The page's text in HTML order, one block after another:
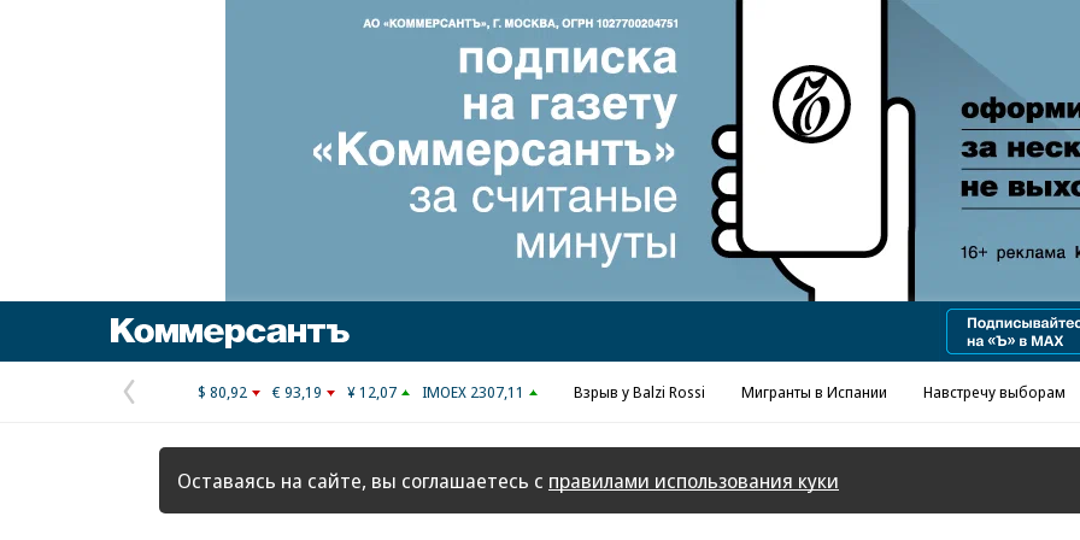
Предыдущая
страница
$ 80,92 € 93,19 ¥ 12,07 IMOEX 2307,11 Взрыв у Balzi Rossi Мигранты в Испании Навстречу выборам
Оставаясь на сайте, вы соглашаетесь с правилами использования куки